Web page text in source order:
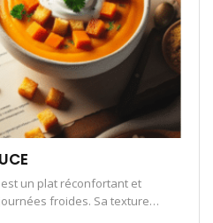
un plat réconfortant et
froides. Sa texture…